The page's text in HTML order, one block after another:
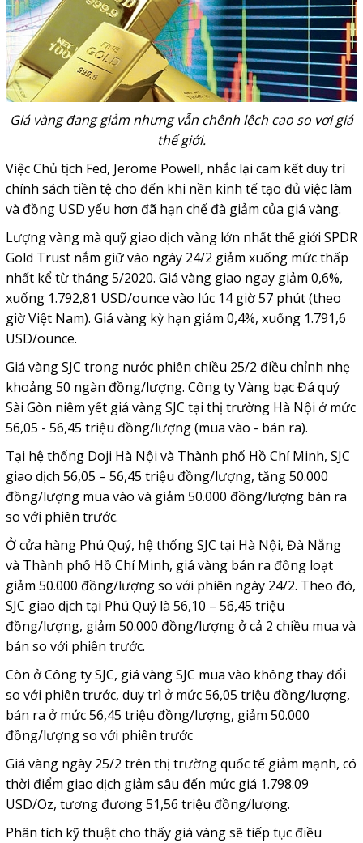
Giá vàng đang giảm nhưng vẫn chênh lệch cao so vơi giá
thế giới.
Việc Chủ tịch Fed, Jerome Powell, nhắc lại cam kết duy trì
chính sách tiền tệ cho đến khi nền kinh tế tạo đủ việc làm
và đồng USD yếu hơn đã hạn chế đà giảm của giá vàng.
Lượng vàng mà quỹ giao dịch vàng lớn nhất thế giới SPDR
Gold Trust nắm giữ vào ngày 24/2 giảm xuống mức thấp
nhất kể từ tháng 5/2020. Giá vàng giao ngay giảm 0,6%,
xuống 1.792,81 USD/ounce vào lúc 14 giờ 57 phút (theo
giờ Việt Nam). Giá vàng kỳ hạn giảm 0,4%, xuống 1.791,6
USD/ounce.
Giá vàng SJC trong nước phiên chiều 25/2 điều chỉnh nhẹ
khoảng 50 ngàn đồng/lượng. Công ty Vàng bạc Đá quý
Sài Gòn niêm yết giá vàng SJC tại thị trường Hà Nội ở mức
56,05 - 56,45 triệu đồng/lượng (mua vào - bán ra).
Tại hệ thống Doji Hà Nội và Thành phố Hồ Chí Minh, SJC
giao dịch 56,05 – 56,45 triệu đồng/lượng, tăng 50.000
đồng/lượng mua vào và giảm 50.000 đồng/lượng bán ra
so với phiên trước.
Ở cửa hàng Phú Quý, hệ thống SJC tại Hà Nội, Đà Nẵng
và Thành phố Hồ Chí Minh, giá vàng bán ra đồng loạt
giảm 50.000 đồng/lượng so với phiên ngày 24/2. Theo đó,
SJC giao dịch tại Phú Quý là 56,10 – 56,45 triệu
đồng/lượng, giảm 50.000 đồng/lượng ở cả 2 chiều mua và
bán so với phiên trước.
Còn ở Công ty SJC, giá vàng SJC mua vào không thay đổi
so với phiên trước, duy trì ở mức 56,05 triệu đồng/lượng,
bán ra ở mức 56,45 triệu đồng/lượng, giảm 50.000
đồng/lượng so với phiên trước
Giá vàng ngày 25/2 trên thị trường quốc tế giảm mạnh, có
thời điểm giao dịch giảm sâu đến mức giá 1.798.09
USD/Oz, tương đương 51,56 triệu đồng/lượng.
Phân tích kỹ thuật cho thấy giá vàng sẽ tiếp tục điều